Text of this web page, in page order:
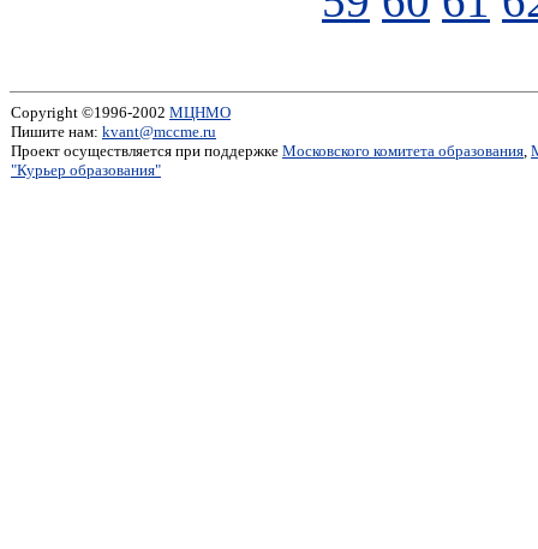
Copyright ©1996-2002 МЦНМО
Пишите нам: kvant@mccme.ru
Проект осуществляется при поддержке Московского комитета образования,
"Курьер образования"